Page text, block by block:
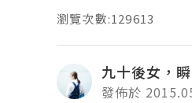
瀏覽次數:129613
九十後女，
發佈於